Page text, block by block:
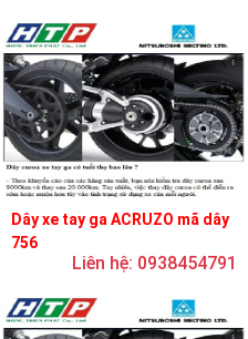
Dây xe tay ga ACRUZO mã dây
756
Liên hệ: 0938454791